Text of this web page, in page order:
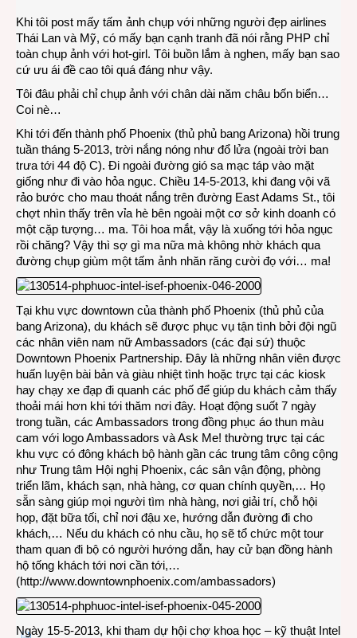
ở
Khi tôi post mấy tấm ảnh chụp với những người đẹp airlines
Thái Lan và Mỹ, có mấy bạn cạnh tranh đã nói rằng PHP chỉ
toàn chụp ảnh với hot-girl. Tôi buồn lắm à nghen, mấy bạn sao
cứ ưu ái đề cao tôi quá đáng như vậy.
Tôi đâu phải chỉ chụp ảnh với chân dài năm châu bốn biển…
Coi nè…
Khi tới đến thành phố Phoenix (thủ phủ bang Arizona) hồi trung
tuần tháng 5-2013, trời nắng nóng như đổ lửa (ngoài trời ban
trưa tới 44 độ C). Đi ngoài đường gió sa mạc táp vào mặt
giống như đi vào hỏa ngục. Chiều 14-5-2013, khi đang vội vã
rảo bước cho mau thoát nắng trên đường East Adams St., tôi
chợt nhìn thấy trên vỉa hè bên ngoài một cơ sở kinh doanh có
một cặp tượng… ma. Tôi hoa mắt, vậy là xuống tới hỏa ngục
rồi chăng? Vậy thì sợ gì ma nữa mà không nhờ khách qua
đường chụp giùm một tấm ảnh nhăn răng cười đọ với… ma!
Tại khu vực downtown của thành phố Phoenix (thủ phủ của
bang Arizona), du khách sẽ được phục vụ tận tình bởi đội ngũ
các nhân viên nam nữ Ambassadors (các đại sứ) thuộc
Downtown Phoenix Partnership. Đây là những nhân viên được
huấn luyện bài bản và giàu nhiệt tình hoặc trực tại các kiosk
hay chạy xe đạp đi quanh các phố để giúp du khách cảm thấy
thoải mái hơn khi tới thăm nơi đây. Hoạt động suốt 7 ngày
trong tuần, các Ambassadors trong đồng phục áo thun màu
cam với logo Ambassadors và Ask Me! thường trực tại các
khu vực có đông khách bộ hành gần các trung tâm công cộng
như Trung tâm Hội nghị Phoenix, các sân vận động, phòng
triển lãm, khách sạn, nhà hàng, cơ quan chính quyền,… Họ
sẵn sàng giúp mọi người tìm nhà hàng, nơi giải trí, chỗ hội
họp, đặt bữa tối, chỉ nơi đậu xe, hướng dẫn đường đi cho
khách,… Nếu du khách có nhu cầu, họ sẽ tổ chức một tour
tham quan đi bộ có người hướng dẫn, hay cử bạn đồng hành
hộ tống khách tới nơi cần tới,…
(http://www.downtownphoenix.com/ambassadors)
Ngày 15-5-2013, khi tham dự hội chợ khoa học – kỹ thuật Intel